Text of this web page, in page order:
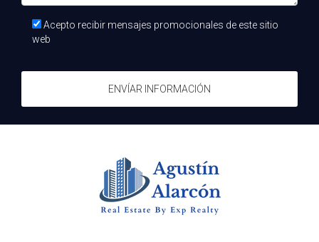
reparaciones futuras.
¿Cómo puedo reducir los costes ocultos?
Investiga bien antes de comprar, consulta con
profesionales como Agustín Alarcón y solicita
presupuestos detallados para cada gasto asociado a la
Acepto recibir mensajes promocionales de este sitio
web
ENVÍAR INFORMACIÓN